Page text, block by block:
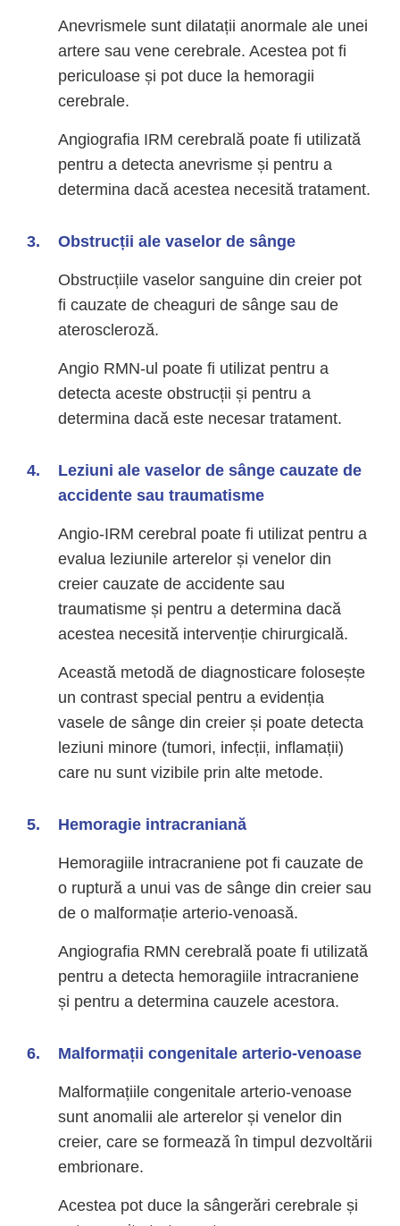
Anevrismele sunt dilatații anormale ale unei
artere sau vene cerebrale. Acestea pot fi
periculoase și pot duce la hemoragii
cerebrale.
Angiografia IRM cerebrală poate fi utilizată
pentru a detecta anevrisme și pentru a
determina dacă acestea necesită tratament.
Obstrucții ale vaselor de sânge
Obstrucțiile vaselor sanguine din creier pot
fi cauzate de cheaguri de sânge sau de
ateroscleroză.
Angio RMN-ul poate fi utilizat pentru a
detecta aceste obstrucții și pentru a
determina dacă este necesar tratament.
Leziuni ale vaselor de sânge cauzate de
accidente sau traumatisme
Angio-IRM cerebral poate fi utilizat pentru a
evalua leziunile arterelor și venelor din
creier cauzate de accidente sau
traumatisme și pentru a determina dacă
acestea necesită intervenție chirurgicală.
Această metodă de diagnosticare folosește
un contrast special pentru a evidenția
vasele de sânge din creier și poate detecta
leziuni minore (tumori, infecții, inflamații)
care nu sunt vizibile prin alte metode.
Hemoragie intracraniană
Hemoragiile intracraniene pot fi cauzate de
o ruptură a unui vas de sânge din creier sau
de o malformație arterio-venoasă.
Angiografia RMN cerebrală poate fi utilizată
pentru a detecta hemoragiile intracraniene
și pentru a determina cauzele acestora.
Malformații congenitale arterio-venoase
Malformațiile congenitale arterio-venoase
sunt anomalii ale arterelor și venelor din
creier, care se formează în timpul dezvoltării
embrionare.
Acestea pot duce la sângerări cerebrale și